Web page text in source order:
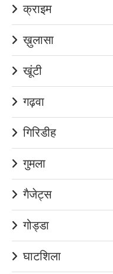
क्राइम
ख़ुलासा
खूंटी
गढ़वा
गिरिडीह
गुमला
गैजेट्स
गोड्डा
घाटशिला